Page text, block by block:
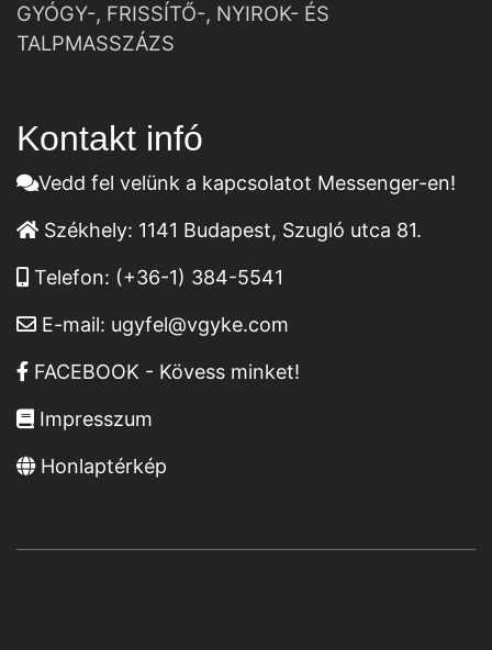
GYÓGY-, FRISSÍTŐ-, NYIROK- ÉS
TALPMASSZÁZS
Kontakt infó
Vedd fel velünk a kapcsolatot Messenger-en!
Székhely: 1141 Budapest, Szugló utca 81.
Telefon: (+36-1) 384-5541
E-mail: ugyfel@vgyke.com
FACEBOOK - Kövess minket!
Impresszum
Honlaptérkép